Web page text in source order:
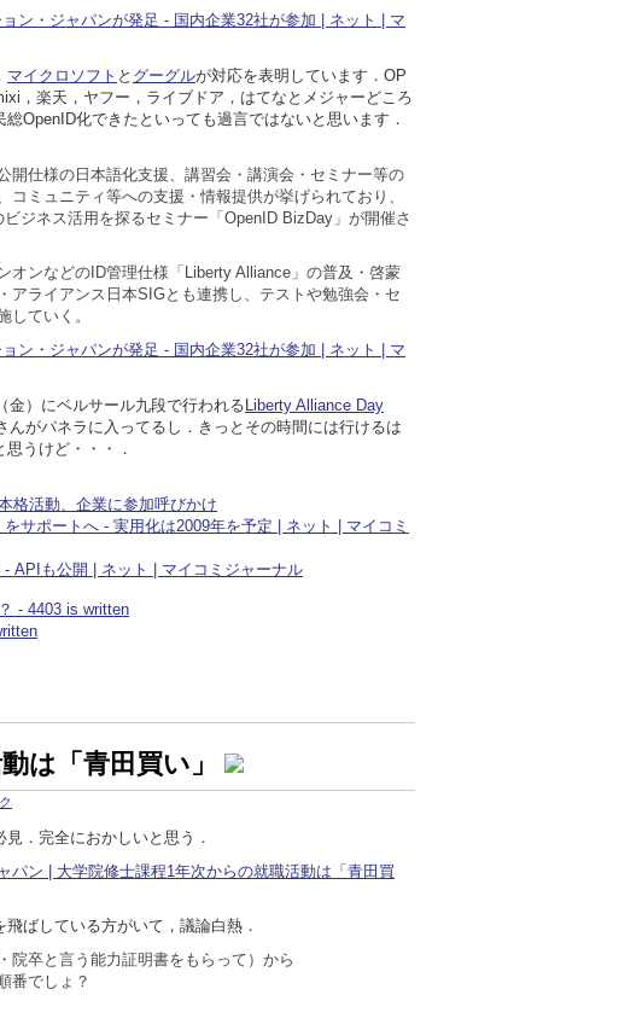
ン・ジャパンが発足 - 国内企業32社が参加 | ネット | マ
マイクロソフト と グーグルが対応を表明しています．OP
，楽天，ヤフー，ライブドア，はてなとメジャーどころ
OpenID化できたといっても過言ではないと思います．
開仕様の日本語化支援、講習会・講演会・セミナー等の
コミュニティ等への支援・情報提供が挙げられており、
ジネス活用を探るセミナー「OpenID BizDay」が開催さ
オンなどのID管理仕様「Liberty Alliance」の普及・啓蒙
アライアンス日本SIGとも連携し、テストや勉強会・セ
していく。
ン・ジャパンが発足 - 国内企業32社が参加 | ネット | マ
金）にベルサール九段で行われる Liberty Alliance Day
んがパネラに入ってるし．きっとその時間には行けるは
うけど・・・．
格活動、企業に参加呼びかけ
サポートへ - 実用化は2009年を予定 | ネット | マイコミ
APIも公開 | ネット | マイコミジャーナル
- 4403 is written
は「青田買い」
．完全におかしいと思う．
パン | 大学院修士課程1年次からの就職活動は「青田買
ばしている方がいて，議論白熱．
院卒と言う能力証明書をもらって）から
番でしょ？